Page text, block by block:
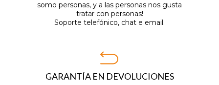
somo personas, y a las personas nos gusta
tratar con personas!
Soporte telefónico, chat e email.
GARANTÍA EN DEVOLUCIONES